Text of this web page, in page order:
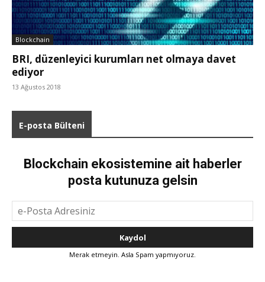
Blockchain
BRI, düzenleyici kurumları net olmaya davet
ediyor
13 Ağustos 2018
E-posta Bülteni
Blockchain ekosistemine ait haberler
posta kutunuza gelsin
Merak etmeyin. Asla Spam yapmıyoruz.